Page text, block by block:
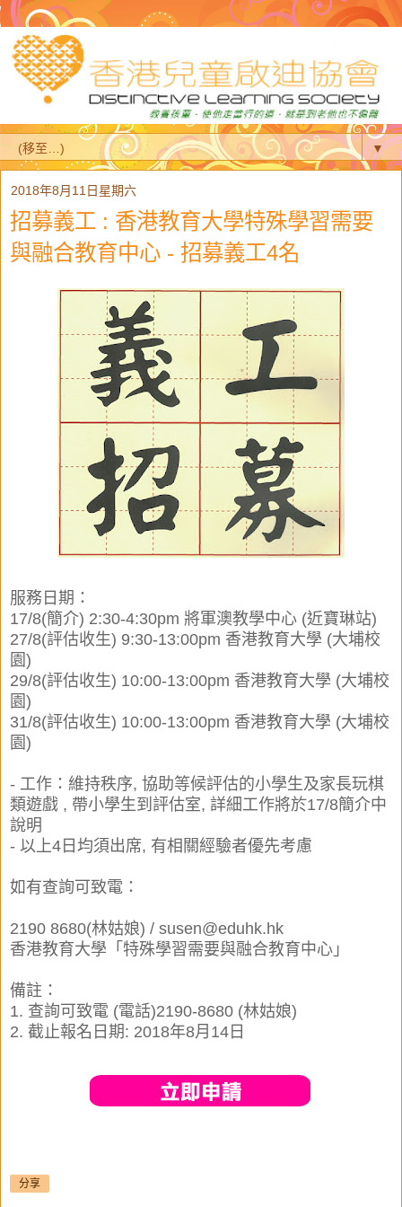
▼
2018年8月11日星期六
招募義工 : 香港教育大學特殊學習需要
與融合教育中心 - 招募義工4名
服務日期：
17/8(簡介) 2:30-4:30pm 將軍澳教學中心 (近寶琳站)
27/8(評估收生) 9:30-13:00pm 香港教育大學 (大埔校
園)
29/8(評估收生) 10:00-13:00pm 香港教育大學 (大埔校
園)
31/8(評估收生) 10:00-13:00pm 香港教育大學 (大埔校
園)
- 工作：維持秩序, 協助等候評估的小學生及家長玩棋
類遊戲 , 帶小學生到評估室, 詳細工作將於17/8簡介中
說明
- 以上4日均須出席, 有相關經驗者優先考慮
如有查詢可致電：
2190 8680(林姑娘) / susen@eduhk.hk
香港教育大學「特殊學習需要與融合教育中心」
備註：
1. 查詢可致電 (電話)2190-8680 (林姑娘)
2. 截止報名日期: 2018年8月14日
分享